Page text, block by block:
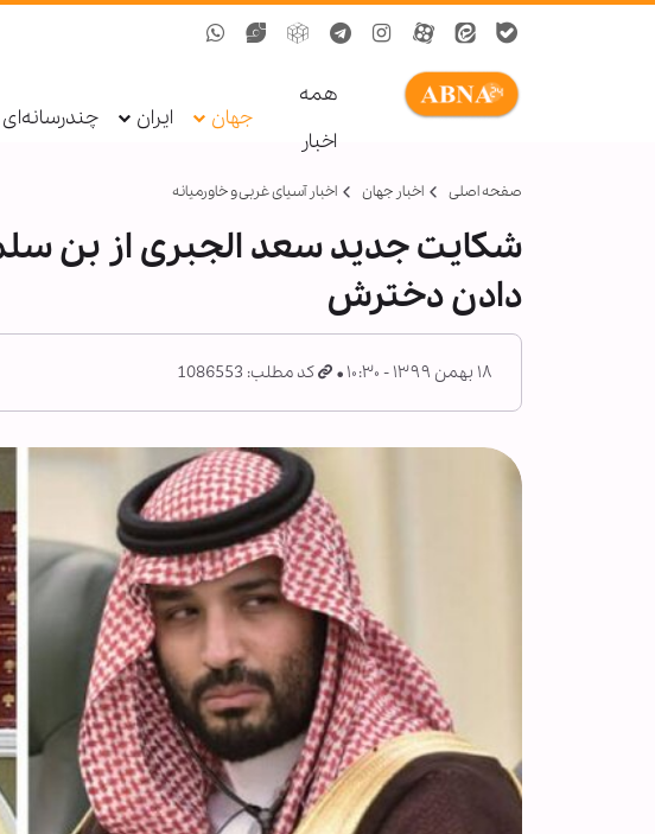
همه
اخبار
جهان ایران چندرسانه‌ای
صفحه اصلی اخبار جهان اخبار آسیای غربی و خاورمیانه
شکایت جدید سعد الجبری از بن
دادن دخترش
۱۸ بهمن ۱۳۹۹ - ۱۰:۳۰ کد مطلب: 1086553